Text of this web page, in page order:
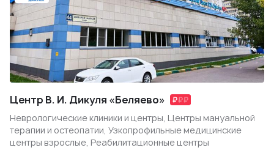
Центр В. И. Дикуля «Беляево»
Неврологические клиники и центры, Центры мануальной
терапии и остеопатии, Узкопрофильные медицинские
центры взрослые, Реабилитационные центры